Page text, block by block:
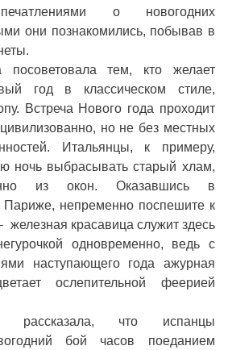
о новогодних
они познакомились, побывав в
посоветовала тем, кто желает
год в классическом стиле,
Встреча Нового года проходит
но не без местных
Итальянцы, к примеру,
ночь выбрасывать старый хлам,
из окон. Оказавшись в
непременно поспешите к
красавица служит здесь
одновременно, ведь с
наступающего года ажурная
ослепительной феерией
рассказала, что испанцы
бой часов поеданием